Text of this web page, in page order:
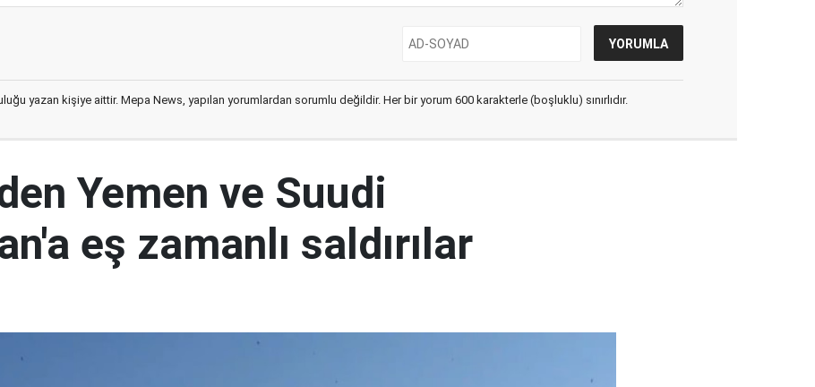
yazan kişiye aittir. Mepa News, yapılan yorumlardan sorumlu değildir. Her bir yorum 600 karakterle (boşluklu) sınırlıdır.
Yemen ve Suudi
eş zamanlı saldırılar